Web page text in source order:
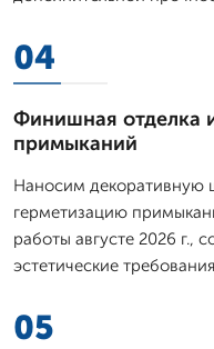
04
Финишная отделка
примыканий
Наносим декоративную
герметизацию
работы августе 2026 г.,
эстетические
05